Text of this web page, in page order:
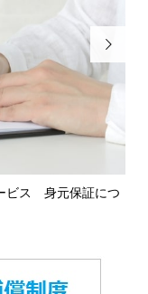
ビス（トラブル時の
